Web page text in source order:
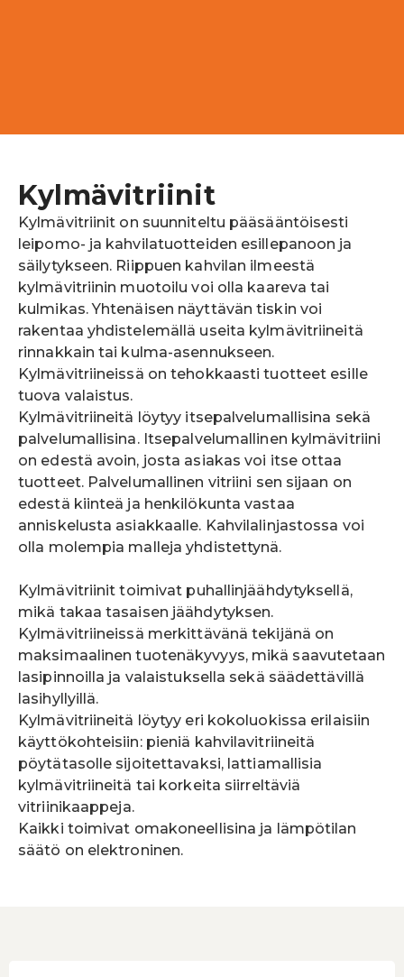
Kylmävitriinit
Kylmävitriinit on suunniteltu pääsääntöisesti
leipomo- ja kahvilatuotteiden esillepanoon ja
säilytykseen. Riippuen kahvilan ilmeestä
kylmävitriinin muotoilu voi olla kaareva tai
kulmikas. Yhtenäisen näyttävän tiskin voi
rakentaa yhdistelemällä useita kylmävitriineitä
rinnakkain tai kulma-asennukseen.
Kylmävitriineissä on tehokkaasti tuotteet esille
tuova valaistus.
Kylmävitriineitä löytyy itsepalvelumallisina sekä
palvelumallisina. Itsepalvelumallinen kylmävitriini
on edestä avoin, josta asiakas voi itse ottaa
tuotteet. Palvelumallinen vitriini sen sijaan on
edestä kiinteä ja henkilökunta vastaa
anniskelusta asiakkaalle. Kahvilalinjastossa voi
olla molempia malleja yhdistettynä.
Kylmävitriinit toimivat puhallinjäähdytyksellä,
mikä takaa tasaisen jäähdytyksen.
Kylmävitriineissä merkittävänä tekijänä on
maksimaalinen tuotenäkyvyys, mikä saavutetaan
lasipinnoilla ja valaistuksella sekä säädettävillä
lasihyllyillä.
Kylmävitriineitä löytyy eri kokoluokissa erilaisiin
käyttökohteisiin: pieniä kahvilavitriineitä
pöytätasolle sijoitettavaksi, lattiamallisia
kylmävitriineitä tai korkeita siirreltäviä
vitriinikaappeja.
Kaikki toimivat omakoneellisina ja lämpötilan
säätö on elektroninen.